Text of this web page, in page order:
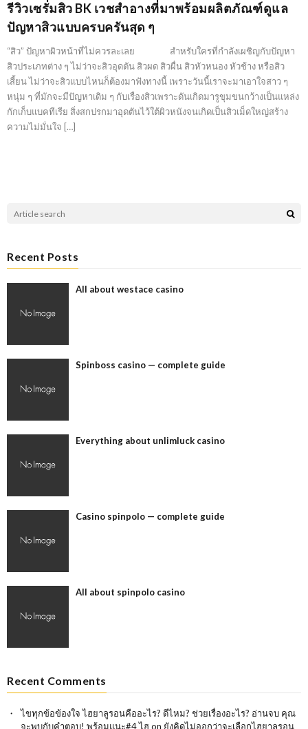
รีวิวเซรั่มสิว BK เวชสำอางที่มาพร้อมผลิตภัณฑ์ดูแล
ปัญหาสิวแบบครบครันสุด ๆ
“สิว” ปัญหาผิวหน้าที่ไม่ควรละเลย สำหรับใครที่กำลังเผชิญกับปัญหา
สิวประเภทต่าง ๆ ไม่ว่าจะสิวอุดตัน สิวผด สิวผื่น สิวหัวหนอง หัวช้าง หรือสิว
เสี้ยน ไม่ว่าจะสิวแบบไหนก็ต้องมาฟังทางนี้ เพราะวันนี้เราจะมาเอาใจสาว ๆ
หนุ่ม ๆ ที่มักจะมีปัญหาเดิม ๆ กับเรื่องสิวเพราะดันเกิดมารูขุมขนกว้างเป็นแหล่ง
กักเก็บแบคทีเรีย สิ่งสกปรกมาอุดตันไว้ใต้ผิวหนังจนเกิดเป็นสิวเม็ดใหญ่สร้าง
ความไม่มั่นใจ […]
Recent Posts
All about westace casino
Spinboss casino — complete guide
Everything about unlimluck casino
Casino spinpolo — complete guide
All about spinpolo casino
Recent Comments
ไขทุกข้อข้องใจ ไฮยาลูรอนคืออะไร? ดีไหม? ช่วยเรื่องอะไร? อ่านจบ คุณ
จะพบกับคำตอบ! พร้อมแนะ#4 ไฮ on ยังคิดไม่ออกว่าจะเลือกไฮยาลูรอน